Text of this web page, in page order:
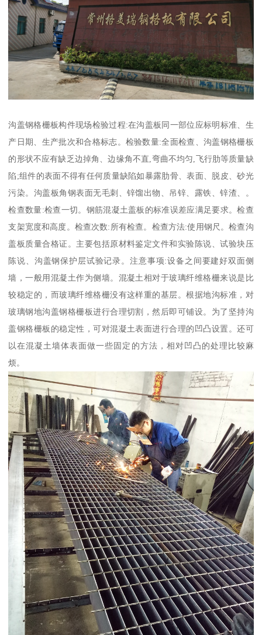
沟盖钢格栅板构件现场检验过程:在沟盖板同一部位应标明标准、生
产日期、生产批次和合格标志。检验数量:全面检查、沟盖钢格栅板
的形状不应有缺乏边掉角、边缘角不直,弯曲不均匀,飞行肋等质量缺
陷;组件的表面不得有任何质量缺陷如暴露肋骨、表面、脱皮、砂光
污染。沟盖板角钢表面无毛刺、锌馏出物、吊锌、露铁、锌渣、。
检查数量:检查一切。钢筋混凝土盖板的标准误差应满足要求。检查
支架宽度和高度。检查次数:所有检查。检查方法:使用钢尺。检查沟
盖板质量合格证。主要包括原材料鉴定文件和实验陈说、试验块压
陈说、沟盖钢保护层试验记录。注意事项:设备之间要建好双面侧
墙，一般用混凝土作为侧墙。混凝土相对于玻璃纤维格栅来说是比
较稳定的，而玻璃纤维格栅没有这样重的基层。根据地沟标准，对
玻璃钢地沟盖钢格栅板进行合理切割，然后即可铺设。为了坚持沟
盖钢格栅板的稳定性，可对混凝土表面进行合理的凹凸设置。还可
以在混凝土墙体表面做一些固定的方法，相对凹凸的处理比较麻
烦。